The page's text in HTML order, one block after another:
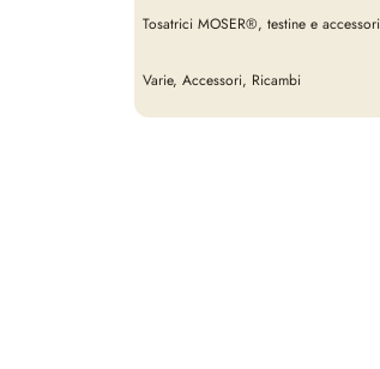
Tosatrici MOSER®, testine e accessori
Varie, Accessori, Ricambi